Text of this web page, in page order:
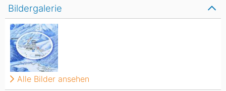
Bildergalerie
Alle Bilder ansehen